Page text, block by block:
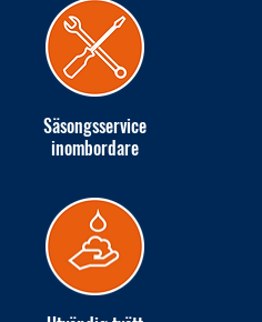
Säsongsservice
inombordare